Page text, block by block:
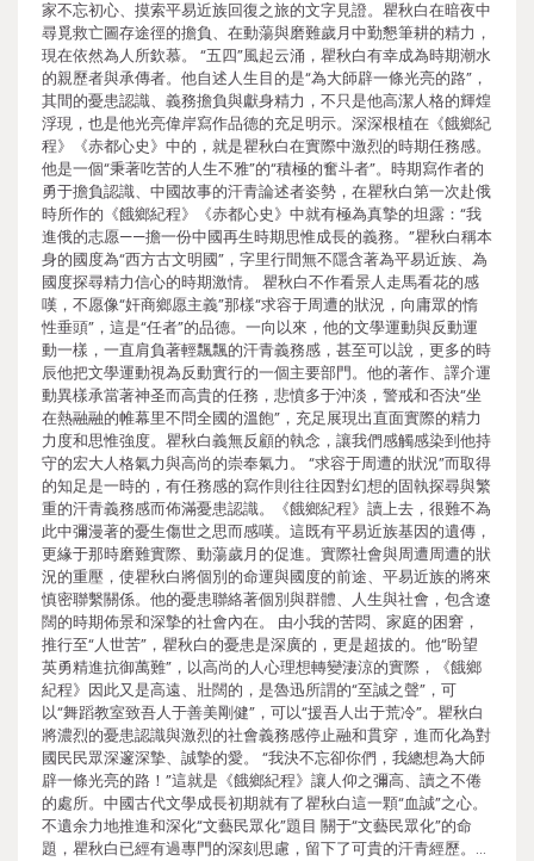
家不忘初心、摸索平易近族回復之旅的文字見證。瞿秋白在暗夜中
尋覓救亡圖存途徑的擔負、在動蕩與磨難歲月中勤懇筆耕的精力，
現在依然為人所欽慕。 “五四”風起云涌，瞿秋白有幸成為時期潮水
的親歷者與承傳者。他自述人生目的是“為大師辟一條光亮的路”，
其間的憂患認識、義務擔負與獻身精力，不只是他高潔人格的輝煌
浮現，也是他光亮偉岸寫作品德的充足明示。深深根植在《餓鄉紀
程》《赤都心史》中的，就是瞿秋白在實際中激烈的時期任務感。
他是一個“秉著吃苦的人生不雅”的“積極的奮斗者”。時期寫作者的
勇于擔負認識、中國故事的汗青論述者姿勢，在瞿秋白第一次赴俄
時所作的《餓鄉紀程》《赤都心史》中就有極為真摯的坦露：“我
進俄的志愿——擔一份中國再生時期思惟成長的義務。”瞿秋白稱本
身的國度為“西方古文明國”，字里行間無不隱含著為平易近族、為
國度探尋精力信心的時期激情。 瞿秋白不作看景人走馬看花的感
嘆，不愿像“奸商鄉愿主義”那樣“求容于周遭的狀況，向庸眾的惰
性垂頭”，這是“任者”的品德。一向以來，他的文學運動與反動運
動一樣，一直肩負著輕飄飄的汗青義務感，甚至可以說，更多的時
辰他把文學運動視為反動實行的一個主要部門。他的著作、譯介運
動異樣承當著神圣而高貴的任務，悲憤多于沖淡，警戒和否決“坐
在熱融融的帷幕里不問全國的溫飽”，充足展現出直面實際的精力
力度和思惟強度。瞿秋白義無反顧的執念，讓我們感觸感染到他持
守的宏大人格氣力與高尚的崇奉氣力。 “求容于周遭的狀況”而取得
的知足是一時的，有任務感的寫作則往往因對幻想的固執探尋與繁
重的汗青義務感而佈滿憂患認識。《餓鄉紀程》讀上去，很難不為
此中彌漫著的憂生傷世之思而感嘆。這既有平易近族基因的遺傳，
更緣于那時磨難實際、動蕩歲月的促進。實際社會與周遭周遭的狀
況的重壓，使瞿秋白將個別的命運與國度的前途、平易近族的將來
慎密聯繫關係。他的憂患聯絡著個別與群體、人生與社會，包含遼
闊的時期佈景和深摯的社會內在。 由小我的苦悶、家庭的困窘，
推行至“人世苦”，瞿秋白的憂患是深廣的，更是超拔的。他“盼望
英勇精進抗御萬難”，以高尚的人心理想轉變淒涼的實際，《餓鄉
紀程》因此又是高遠、壯闊的，是魯迅所謂的“至誠之聲”，可
以“舞蹈教室致吾人于善美剛健”，可以“援吾人出于荒冷”。瞿秋白
將濃烈的憂患認識與激烈的社會義務感停止融和貫穿，進而化為對
國民民眾深邃深摯、誠摯的愛。 “我決不忘卻你們，我總想為大師
辟一條光亮的路！”這就是《餓鄉紀程》讓人仰之彌高、讀之不倦
的處所。中國古代文學成長初期就有了瞿秋白這一顆“血誠”之心。
不遺余力地推進和深化“文藝民眾化”題目 關于“文藝民眾化”的命
題，瞿秋白已經有過專門的深刻思慮，留下了可貴的汗青經歷。…